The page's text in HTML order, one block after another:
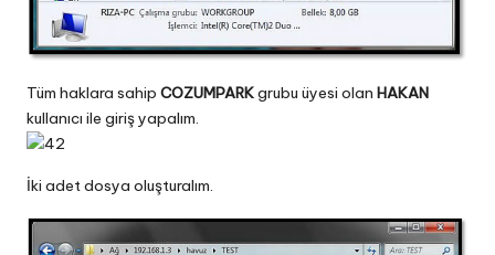
Tüm haklara sahip COZUMPARKgrubu üyesi olan HAKAN
kullanıcı ile giriş yapalım.
İki adet dosya oluşturalım.